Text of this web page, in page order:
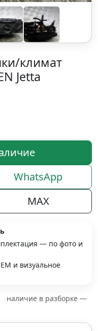
климат
Jetta
WhatsApp
MAX
— по фото и
и визуальное
наличие в разборке —